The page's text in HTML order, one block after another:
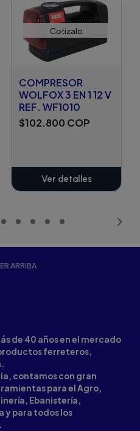
Cotízalo
COMPRESOR
WOLFOX 3 EN 1 12 V
REF. WF1010
$102.800 COP
Ver detalles
ARRIBA
de 40 años en el mercado
ferreteros,
contamos con gran
para el Agro,
Ebanistería,
para todos los